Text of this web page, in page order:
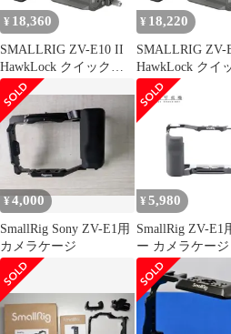
ケット用クイックリリ
ースプレート - 49
¥ 18,360
SMALLRIG ZV-E10 II
HawkLock クイックリ
リースケージキット
Sony ZV-E10 II用 HDMI
用ケーブルクランプ付
き 人間工学に基づいて
設計されたシリコンハ
ンドル内蔵 Arca QDソ
ケット用クイックリリ
ースプレート - 49
¥ 18,220
SMALLRIG ZV-
HawkLock クイ
リースケージキ
Sony ZV-E10 II
用ケーブルクラ
き 人間工学に基
設計されたシリ
ンドル内蔵 Arca
ケット用クイッ
ースプレート - 49
¥4,000
SmallRig Sony ZV-E1用
カメラケージ
¥ 5,980
SmallRig ZV-E1
ー カメラケージ
ルリグ